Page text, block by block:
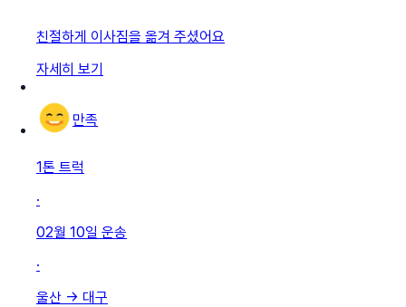
친절하게 이사짐을 옮겨 주셨어요
자세히 보기
만족
1톤 트럭
·
02월 10일 운송
·
울산 → 대구